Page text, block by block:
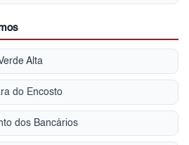
Alta
do Encosto
dos Bancários